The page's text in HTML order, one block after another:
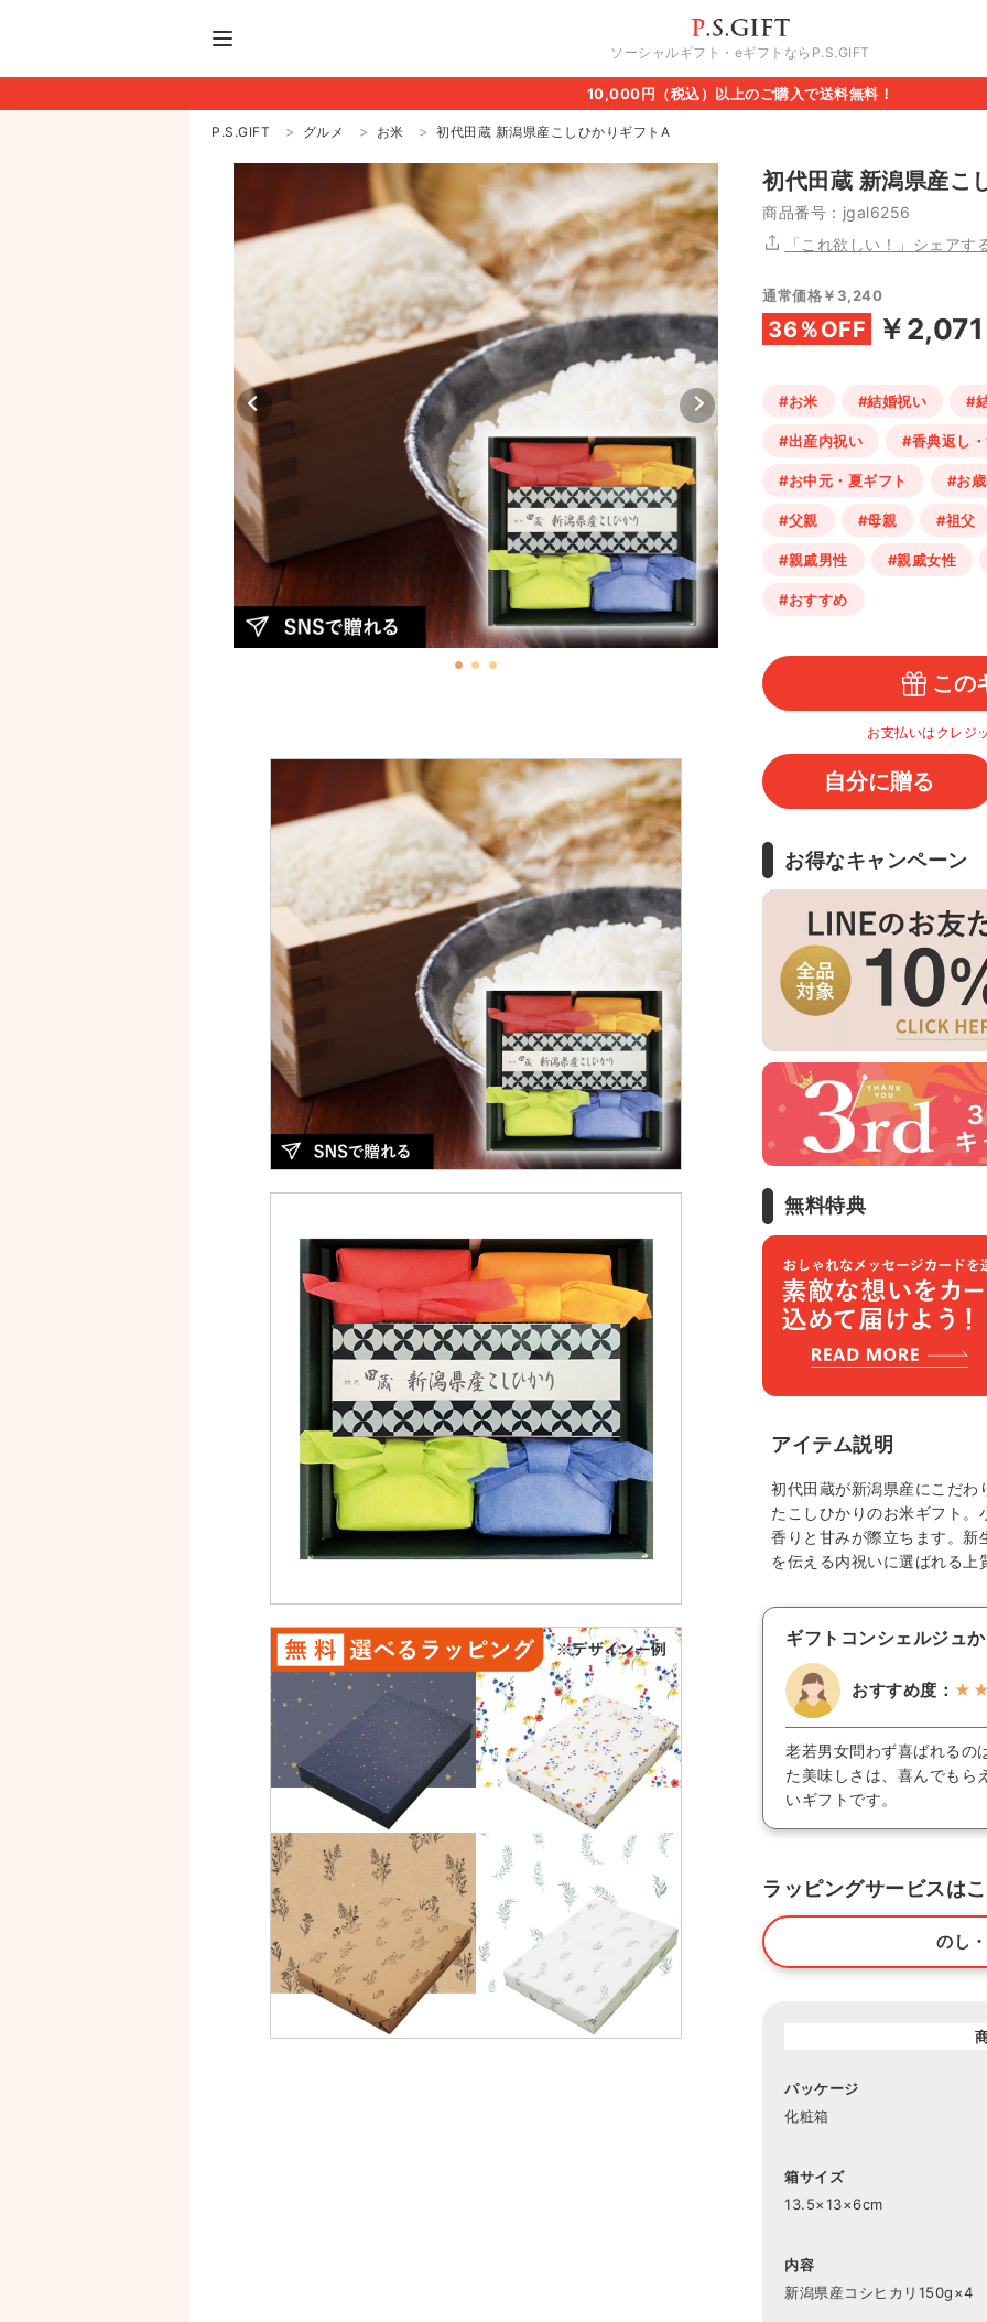
ソーシャルギフト・eギフトならP.S.GIFT
10,000円（税込）以上のご購入で送料無料！
P.S.GIFT グルメ お米 初代田蔵 新潟県産こしひかりギフトA
初代田蔵 新潟県産こ
商品番号：jgal6256
「これ欲しい！」シェアす
通常価格￥3,240
36％OFF ￥2,071
#お米 #結婚祝い #
#出産内祝い #香典返し
#お中元・夏ギフト #お
#父親 #母親 #祖父
#親戚男性 #親戚女性
#おすすめ
この
お支払いはクレジ
自分に贈る
お得なキャンペーン
無料特典
アイテム説明
初代田蔵が新潟県産にこだわ
たこしひかりのお米ギフト
香りと甘みが際立ちます。新
を伝える内祝いに選ばれる上
ギフトコンシェルジュ
おすすめ度：
老若男女問わず喜ばれるの
た美味しさは、喜んでもら
いギフトです。
ラッピングサービスは
のし
パッケージ
化粧箱
箱サイズ
13.5×13×6cm
内容
新潟県産コシヒカリ150g×4